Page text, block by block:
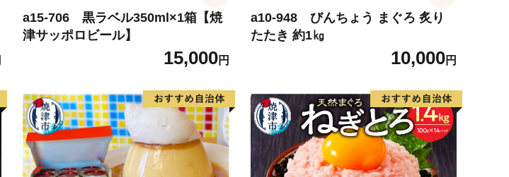
a15-706 黒ラベル350ml×1箱【焼
津サッポロビール】
15,000円
a10-948 びんちょう まぐろ 炙り
たたき 約1㎏
10,000円